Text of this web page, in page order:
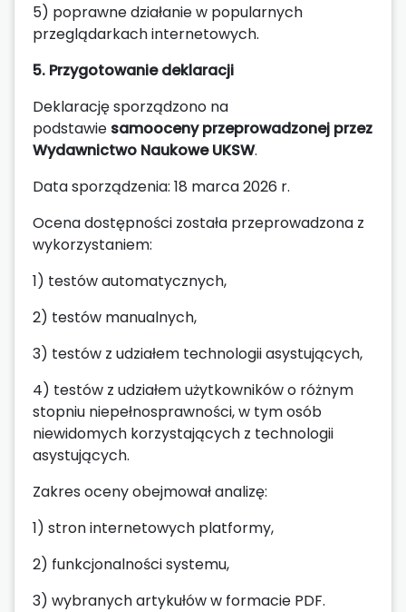
5) poprawne działanie w popularnych
przeglądarkach internetowych.
5. Przygotowanie deklaracji
Deklarację sporządzono na
podstawie samooceny przeprowadzonej przez
Wydawnictwo Naukowe UKSW.
Data sporządzenia: 18 marca 2026 r.
Ocena dostępności została przeprowadzona z
wykorzystaniem:
1) testów automatycznych,
2) testów manualnych,
3) testów z udziałem technologii asystujących,
4) testów z udziałem użytkowników o różnym
stopniu niepełnosprawności, w tym osób
niewidomych korzystających z technologii
asystujących.
Zakres oceny obejmował analizę:
1) stron internetowych platformy,
2) funkcjonalności systemu,
3) wybranych artykułów w formacie PDF.